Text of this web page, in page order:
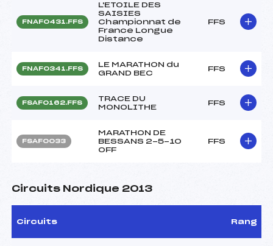
FNAF0431.FFS
L'ETOILE DES
SAISIES
Championnat de
France Longue
Distance
FFS
FNAF0341.FFS
LE MARATHON du
GRAND BEC
FFS
FSAF0162.FFS
TRACE DU
MONOLITHE
FFS
FSAF0033
MARATHON DE
BESSANS 2-5-10
OFF
FFS
Circuits Nordique 2013
Circuits Rang